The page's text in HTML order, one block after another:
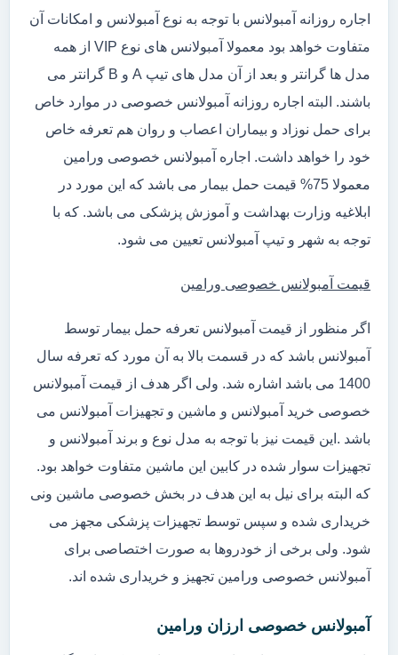
اجاره روزانه آمبولانس با توجه به نوع آمبولانس و امکانات آن
متفاوت خواهد بود معمولا آمبولانس های نوع VIP از همه
مدل ها گرانتر و بعد از آن مدل های تیپ A و B گرانتر می
باشند. البته اجاره روزانه آمبولانس خصوصی در موارد خاص
برای حمل نوزاد و بیماران اعصاب و روان هم تعرفه خاص
خود را خواهد داشت. اجاره آمبولانس خصوصی ورامین
معمولا 75% قیمت حمل بیمار می باشد که این مورد در
ابلاغیه وزارت بهداشت و آموزش پزشکی می باشد. که با
توجه به شهر و تیپ آمبولانس تعیین می شود.
قیمت آمبولانس خصوصی ورامین
اگر منظور از قیمت آمبولانس تعرفه حمل بیمار توسط
آمبولانس باشد که در قسمت بالا به آن مورد که تعرفه سال
1400 می باشد اشاره شد. ولی اگر هدف از قیمت آمبولانس
خصوصی خرید آمبولانس و ماشین و تجهیزات آمبولانس می
باشد .این قیمت نیز با توجه به مدل نوع و برند آمبولانس و
تجهیزات سوار شده در کابین این ماشین متفاوت خواهد بود.
که البته برای نیل به این هدف در بخش خصوصی ماشین ونی
خریداری شده و سپس توسط تجهیزات پزشکی مجهز می
شود. ولی برخی از خودروها به صورت اختصاصی برای
آمبولانس خصوصی ورامین تجهیز و خریداری شده اند.
آمبولانس خصوصی ارزان ورامین